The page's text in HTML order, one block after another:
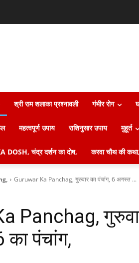
श्री राम शलाका प्रश्नावली गंभीर रोग
महत्वपूर्ण उपाय राशिनुसार उपाय मुहूर्त
चंद्र दर्शन का दोष, करवा चौथ की
Guruwar Ka Panchag, गुरुवार का पंचांग, 6 अगस्त ...
Panchag,
पंचांग,